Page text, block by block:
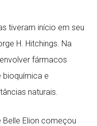
tiveram início em seu
H. Hitchings. Na
fármacos
e
naturais.
Belle Elion começou